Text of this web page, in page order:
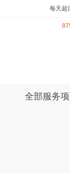
每天超
全部服务项